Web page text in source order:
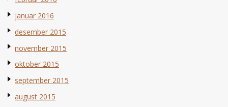
januar 2016
desember 2015
november 2015
oktober 2015
september 2015
august 2015